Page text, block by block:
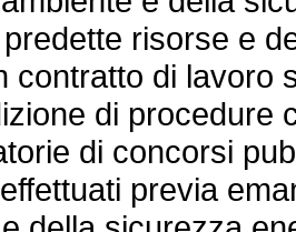
risorse e
contratto di lavoro
di procedure
di concorsi
previa